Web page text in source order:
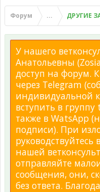
Форум ... ДРУГИЕ
У нашего
Анатольевны
доступ на форум.
через Telegram
индивидуальной
вступить в
также в WatsApp
подписи). При
нашей
отправляйте
сообщения, они,
без ответа.